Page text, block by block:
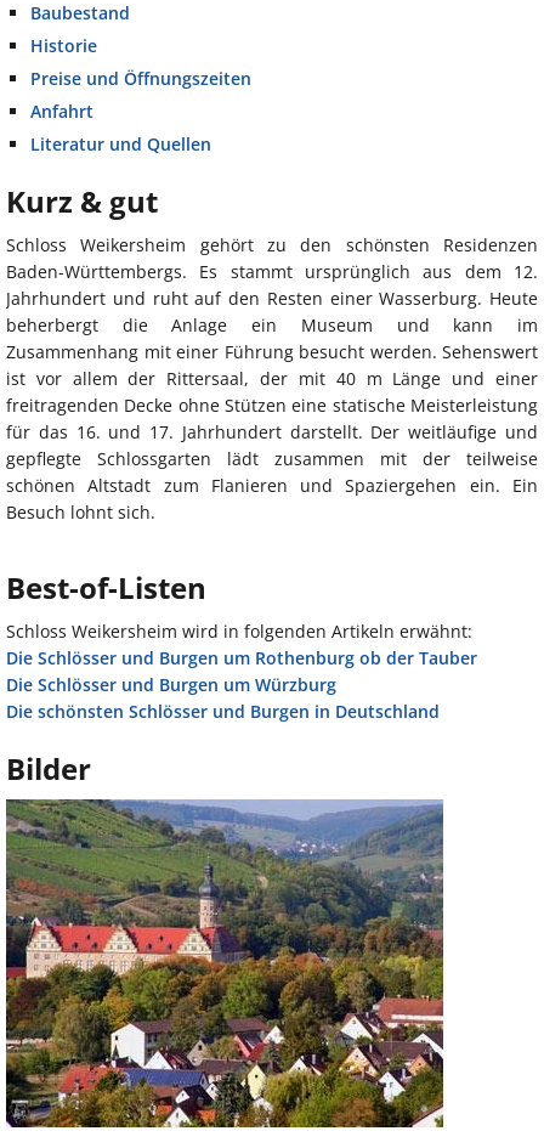
Baubestand
Historie
Preise und Öffnungszeiten
Anfahrt
Literatur und Quellen
Kurz & gut
Schloss Weikersheim gehört zu den schönsten Residenzen
Baden-Württembergs. Es stammt ursprünglich aus dem 12.
Jahrhundert und ruht auf den Resten einer Wasserburg. Heute
beherbergt die Anlage ein Museum und kann im
Zusammenhang mit einer Führung besucht werden. Sehenswert
ist vor allem der Rittersaal, der mit 40 m Länge und einer
freitragenden Decke ohne Stützen eine statische Meisterleistung
für das 16. und 17. Jahrhundert darstellt. Der weitläufige und
gepflegte Schlossgarten lädt zusammen mit der teilweise
schönen Altstadt zum Flanieren und Spaziergehen ein. Ein
Besuch lohnt sich.
Best-of-Listen
Schloss Weikersheim wird in folgenden Artikeln erwähnt:
Die Schlösser und Burgen um Rothenburg ob der Tauber
Die Schlösser und Burgen um Würzburg
Die schönsten Schlösser und Burgen in Deutschland
Bilder